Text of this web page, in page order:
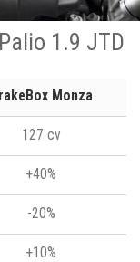
1.9 JTD
Monza
127 cv
+40%
-20%
+10%